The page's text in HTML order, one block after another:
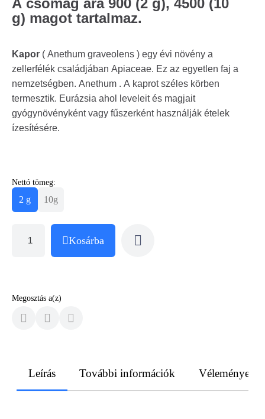
g) magot tartalmaz.
Kapor ( Anethum graveolens ) egy évi növény a
zellerfélék családjában Apiaceae. Ez az egyetlen faj a
nemzetségben. Anethum . A kaprot széles körben
termesztik. Eurázsia ahol leveleit és magjait
gyógynövényként vagy fűszerként használják ételek
ízesítésére.
Nettó tömeg:
2 g 10g
Kosárba
Megosztás a(z)
Leírás További információk Vélemények